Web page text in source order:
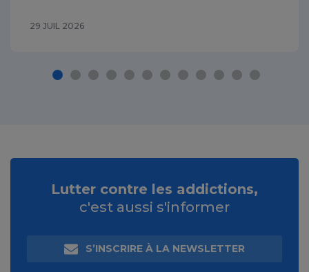
29 JUIL 2026
Lutter contre les addictions,
c'est aussi s'informer
S’INSCRIRE À LA NEWSLETTER